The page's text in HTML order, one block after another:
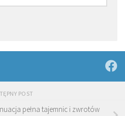
POST
pełna tajemnic i zwrotów